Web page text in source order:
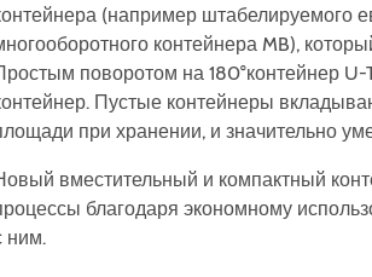
(например штабелируемого
контейнера MB),
поворотом на 180°контейнер
Пустые контейнеры
при хранении, и значительно
вместительный и компактный
благодаря экономному
ним.